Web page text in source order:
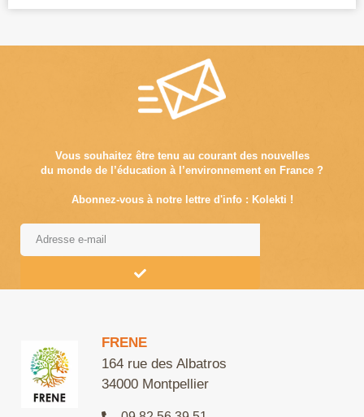
Vous souhaitez être tenu au courant des nouvelles
du monde de l’éducation à l’environnement en France ?
Abonnez-vous à notre lettre d'info : Kolekti !
FRENE
164 rue des Albatros
34000 Montpellier